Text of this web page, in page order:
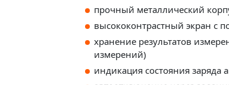
прочный металлический
высококонтрастный экран с
хранение результатов
измерений)
индикация состояния заряда